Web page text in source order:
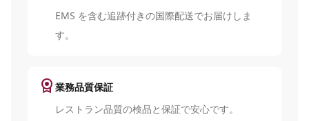
EMS を含む追跡付きの国際配送でお届けしま
す。
license 業務品質保証
レストラン品質の検品と保証で安心です。